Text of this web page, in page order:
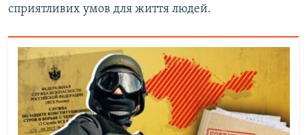
сприятливих умов для життя людей.